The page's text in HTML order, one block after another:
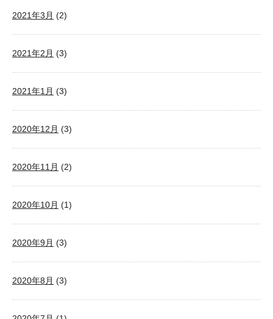
2021年3月 (2)
2021年2月 (3)
2021年1月 (3)
2020年12月 (3)
2020年11月 (2)
2020年10月 (1)
2020年9月 (3)
2020年8月 (3)